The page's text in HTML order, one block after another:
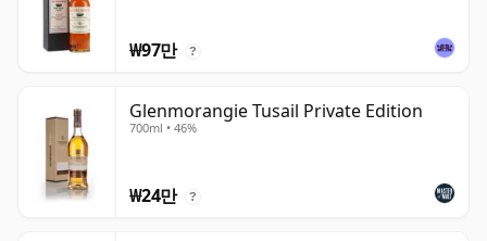
₩97만 ?
Glenmorangie Tusail Private Edition
700ml • 46%
₩24만 ?